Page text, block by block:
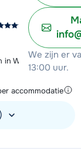
We zijn er
13:00 uur.
Wald im Pinzgau
accommodatie